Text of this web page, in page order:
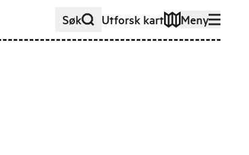
Søk Utforsk kart Meny